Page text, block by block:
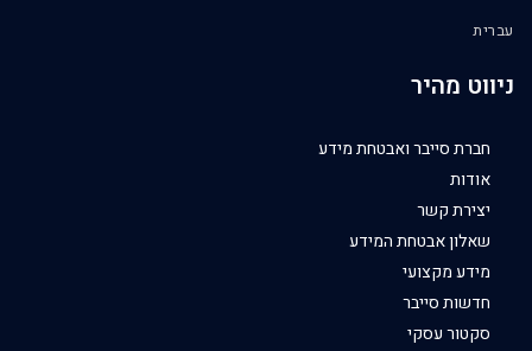
עברית
ניווט מהיר
חברת סייבר ואבטחת מידע
אודות
יצירת קשר
שאלון אבטחת המידע
מידע מקצועי
חדשות סייבר
סקטור עסקי